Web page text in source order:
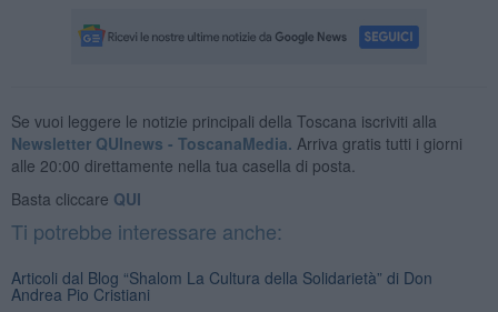
Se vuoi leggere le notizie principali della Toscana iscriviti alla
Newsletter QUInews - ToscanaMedia. Arriva gratis tutti i giorni
alle 20:00 direttamente nella tua casella di posta.
Basta cliccare QUI
Ti potrebbe interessare anche:
Articoli dal Blog “Shalom La Cultura della Solidarietà” di Don
Andrea Pio Cristiani